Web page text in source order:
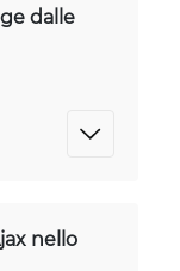
dalle
nello